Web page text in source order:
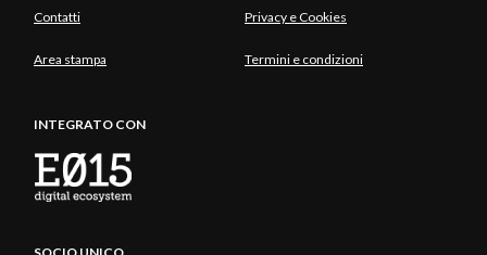
Contatti Privacy e Cookies
Area stampa Termini e condizioni
INTEGRATO CON